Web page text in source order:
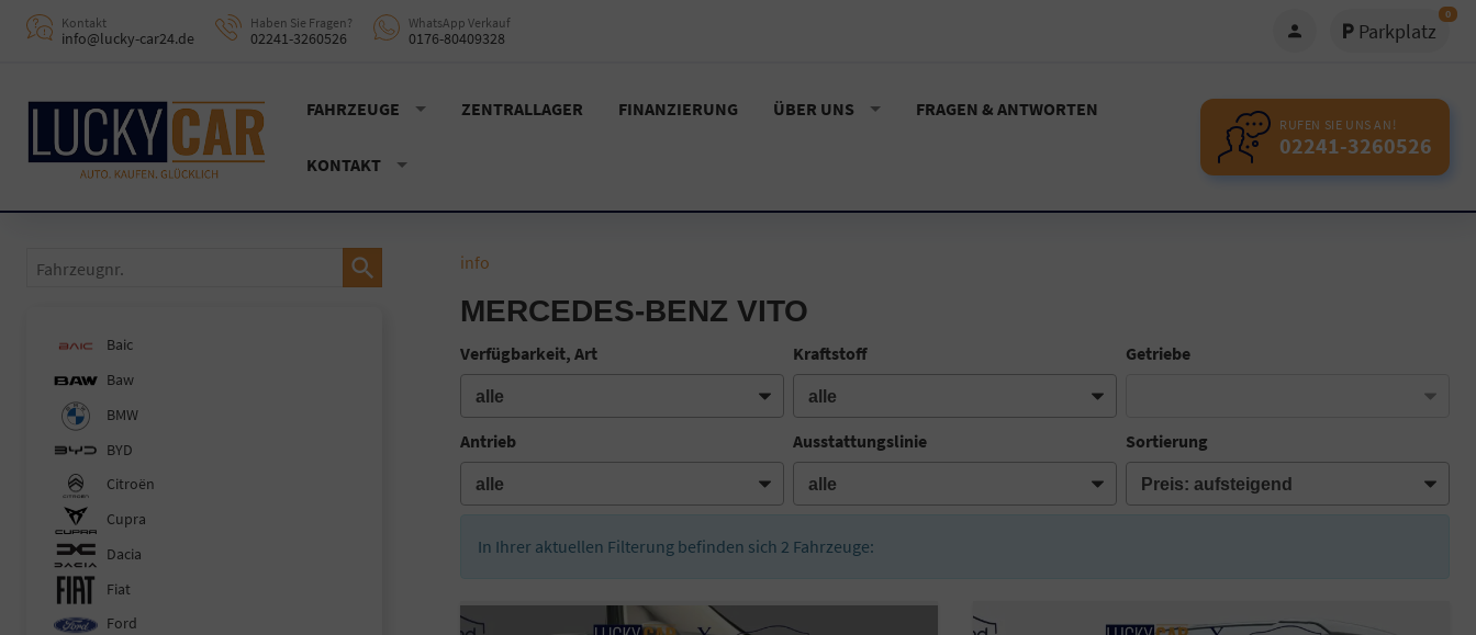
Kontakt
info@lucky-car24.de
Haben Sie Fragen?
02241-3260526
WhatsApp Verkauf
0176-80409328 Parkplatz
0
FAHRZEUGE ZENTRALLAGER FINANZIERUNG ÜBER UNS FRAGEN & ANTWORTEN
KONTAKT
RUFEN SIE UNS AN!
02241-3260526
info
MERCEDES-BENZ VITO
Verfügbarkeit, Art Kraftstoff Getriebe
Antrieb Ausstattungslinie Sortierung
In Ihrer aktuellen Filterung befinden sich 2 Fahrzeuge:
Fahrzeugnr.
Baic
Baw
BMW
BYD
Citroën
Cupra
Dacia
Fiat
Ford